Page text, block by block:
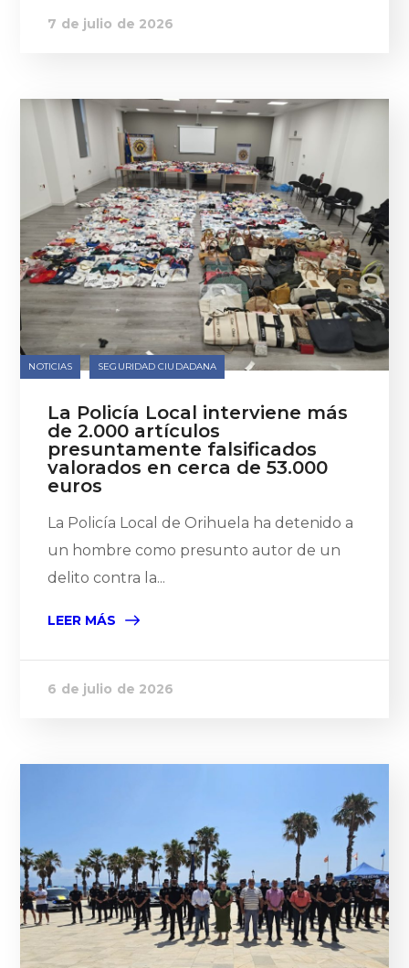
7 de julio de 2026
NOTICIAS SEGURIDAD CIUDADANA
La Policía Local interviene más
de 2.000 artículos
presuntamente falsificados
valorados en cerca de 53.000
euros
La Policía Local de Orihuela ha detenido a
un hombre como presunto autor de un
delito contra la...
LEER MÁS
6 de julio de 2026